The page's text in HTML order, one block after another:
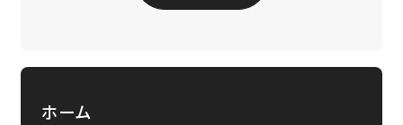
ホーム